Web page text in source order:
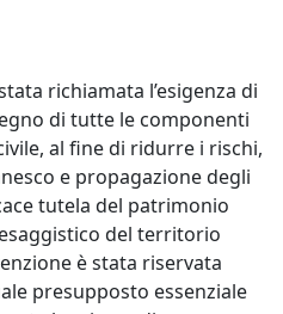
richiamata l’esigenza di
di tutte le componenti
al fine di ridurre i rischi,
e propagazione degli
tutela del patrimonio
del territorio
è stata riservata
presupposto essenziale